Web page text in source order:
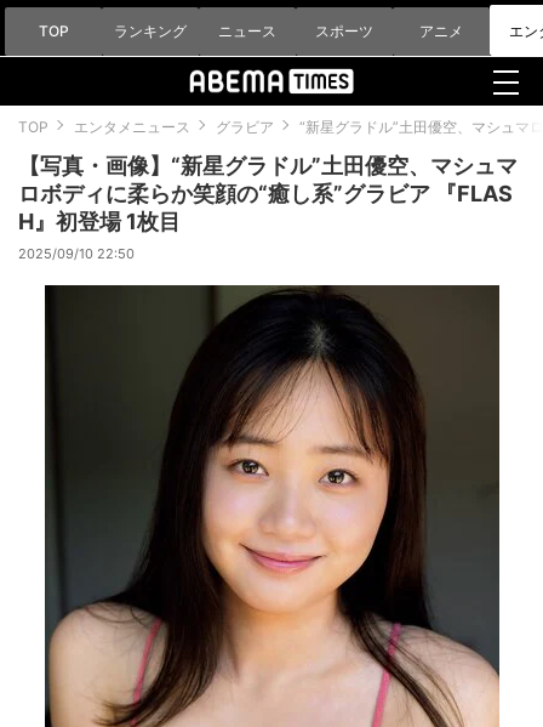
TOP ランキング ニュース スポーツ アニメ エン
TOP エンタメニュース グラビア “新星グラドル”土田優空、マシュマ
【写真・画像】“新星グラドル”土田優空、マシュマ
ロボディに柔らか笑顔の“癒し系”グラビア 『FLAS
H』初登場 1枚目
2025/09/10 22:50